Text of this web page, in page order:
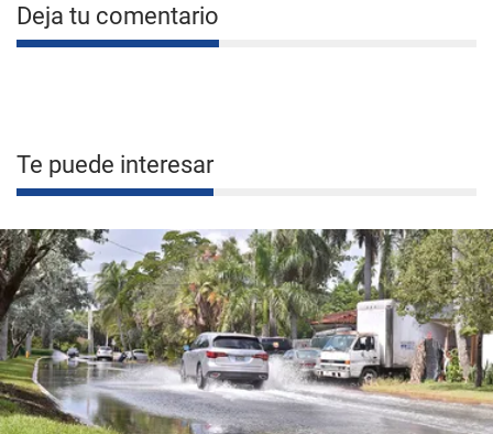
Deja tu comentario
Te puede interesar